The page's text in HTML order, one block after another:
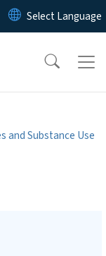
content
and Substance Use